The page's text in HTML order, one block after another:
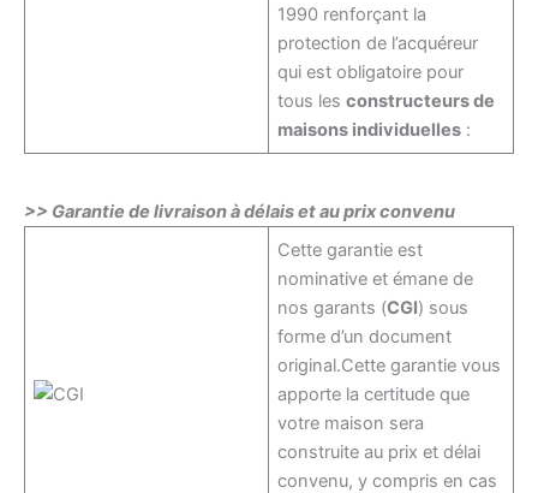
1990 renforçant la
protection de l’acquéreur
qui est obligatoire pour
tous lesconstructeurs de
maisons individuelles :
>> Garantie de livraison à délais et au prix convenu
Cette garantie est
nominative et émane de
nos garants (CGI) sous
forme d’un document
original.Cette garantie vous
apporte la certitude que
votre maison sera
construite au prix et délai
convenu, y compris en cas